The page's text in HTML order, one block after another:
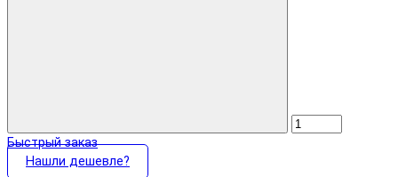
Быстрый заказ
Нашли дешевле?